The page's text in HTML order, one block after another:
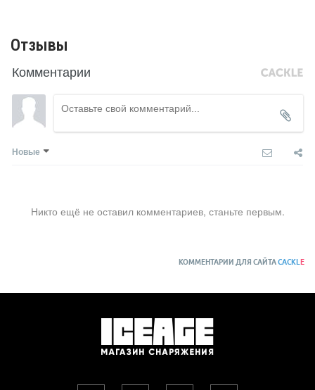
Отзывы
Комментарии
Новые
Никто ещё не оставил комментариев, станьте первым.
КОММЕНТАРИИ ДЛЯ САЙТАCACKLE